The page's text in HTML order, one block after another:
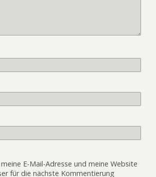
E-Mail-Adresse und meine Website
für die nächste Kommentierung